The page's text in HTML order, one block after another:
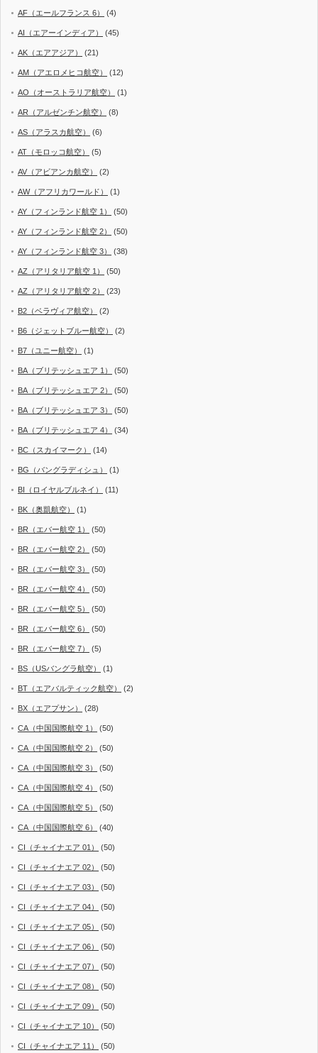
AF（エールフランス 6） (4)
AI（エアーインディア） (45)
AK（エアアジア） (21)
AM（アエロメヒコ航空） (12)
AO（オーストラリア航空） (1)
AR（アルゼンチン航空） (8)
AS（アラスカ航空） (6)
AT（モロッコ航空） (5)
AV（アビアンカ航空） (2)
AW（アフリカワールド） (1)
AY（フィンランド航空 1） (50)
AY（フィンランド航空 2） (50)
AY（フィンランド航空 3） (38)
AZ（アリタリア航空 1） (50)
AZ（アリタリア航空 2） (23)
B2（ベラヴィア航空） (2)
B6（ジェットブルー航空） (2)
B7（ユニー航空） (1)
BA（ブリテッシュエア 1） (50)
BA（ブリテッシュエア 2） (50)
BA（ブリテッシュエア 3） (50)
BA（ブリテッシュエア 4） (34)
BC（スカイマーク） (14)
BG（バングラディシュ） (1)
BI（ロイヤルブルネイ） (11)
BK（奥凱航空） (1)
BR（エバー航空 1） (50)
BR（エバー航空 2） (50)
BR（エバー航空 3） (50)
BR（エバー航空 4） (50)
BR（エバー航空 5） (50)
BR（エバー航空 6） (50)
BR（エバー航空 7） (5)
BS（USバングラ航空） (1)
BT（エアバルティック航空） (2)
BX（エアプサン） (28)
CA（中国国際航空 1） (50)
CA（中国国際航空 2） (50)
CA（中国国際航空 3） (50)
CA（中国国際航空 4） (50)
CA（中国国際航空 5） (50)
CA（中国国際航空 6） (40)
CI（チャイナエア 01） (50)
CI（チャイナエア 02） (50)
CI（チャイナエア 03） (50)
CI（チャイナエア 04） (50)
CI（チャイナエア 05） (50)
CI（チャイナエア 06） (50)
CI（チャイナエア 07） (50)
CI（チャイナエア 08） (50)
CI（チャイナエア 09） (50)
CI（チャイナエア 10） (50)
CI（チャイナエア 11） (50)